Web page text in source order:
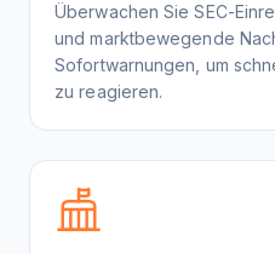
Überwachen Sie SEC-
und marktbewegende
Sofortwarnungen, um
zu reagieren.